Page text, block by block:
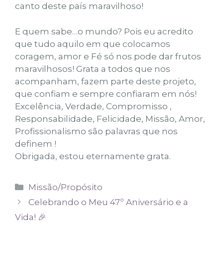
canto deste país maravilhoso!
E quem sabe…o mundo? Pois eu acredito
que tudo aquilo em que colocamos
coragem, amor e Fé só nos pode dar frutos
maravilhosos! Grata a todos que nos
acompanham, fazem parte deste projeto,
que confiam e sempre confiaram em nós!
Excelência, Verdade, Compromisso ,
Responsabilidade, Felicidade, Missão, Amor,
Profissionalismo são palavras que nos
definem !
Obrigada, estou eternamente grata.
Missão/Propósito
Celebrando o Meu 47º Aniversário e a
Vida! 🎉